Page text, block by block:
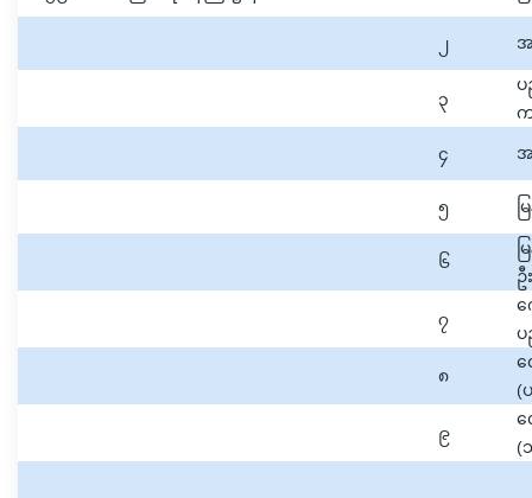
၂ အ
၃
ပ
က
၄ အ
၅ မ
၆
ဦ
၇
က
ပ
၈
(
၉
(